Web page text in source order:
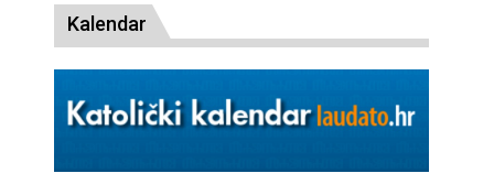
Kalendar